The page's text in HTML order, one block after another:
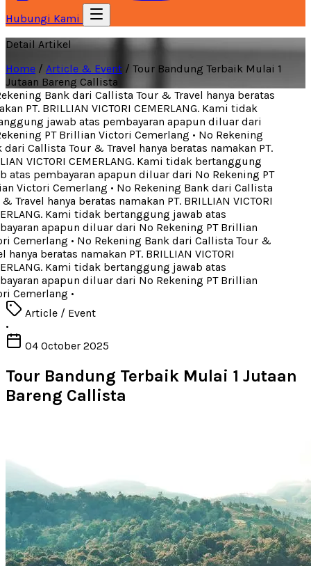
Hubungi Kami
Detail Artikel
Home / Article & Event / Tour Bandung Terbaik Mulai 1
Jutaan Bareng Callista
Bank dari Callista Tour & Travel hanya beratas
PT. BRILLIAN VICTORI CEMERLANG. Kami tidak
jawab atas pembayaran apapun diluar dari
PT Brillian Victori Cemerlang• No Rekening
Callista Tour & Travel hanya beratas namakan PT.
VICTORI CEMERLANG. Kami tidak bertanggung
atas pembayaran apapun diluar dari No Rekening PT
Victori Cemerlang• No Rekening Bank dari Callista
Travel hanya beratas namakan PT. BRILLIAN VICTORI
Kami tidak bertanggung jawab atas
apapun diluar dari No Rekening PT Brillian
Cemerlang• No Rekening Bank dari Callista Tour &
hanya beratas namakan PT. BRILLIAN VICTORI
Kami tidak bertanggung jawab atas
apapun diluar dari No Rekening PT Brillian
Cemerlang•
Article / Event
•
04 October 2025
Tour Bandung Terbaik Mulai 1 Jutaan
Bareng Callista